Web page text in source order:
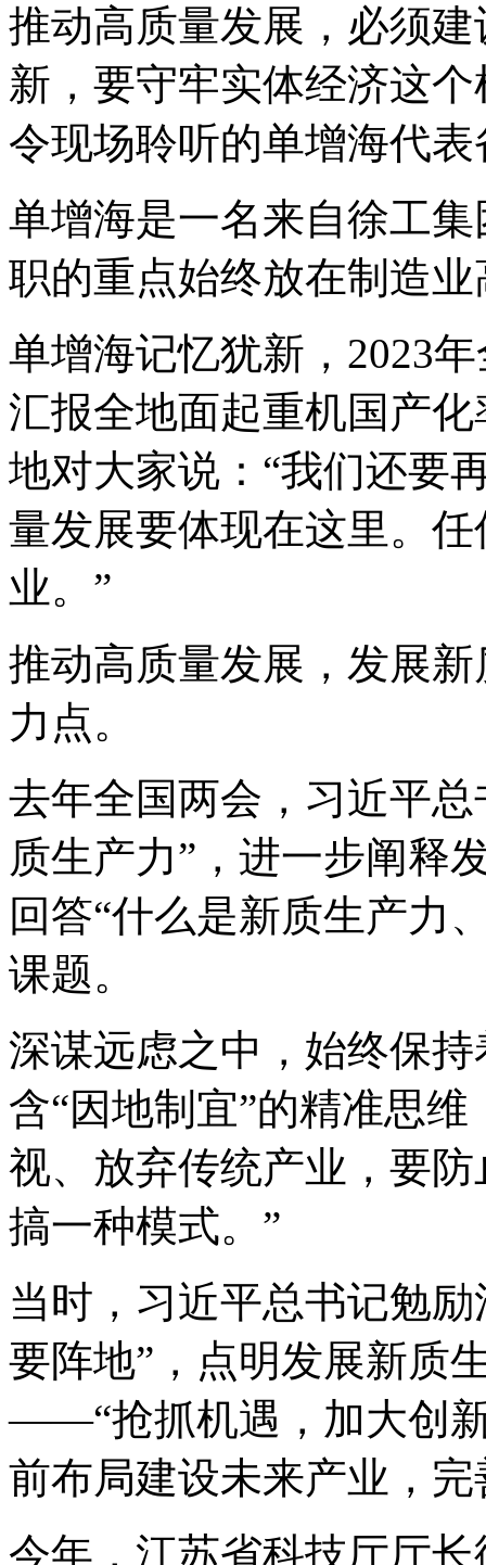
推动高质量发展，必须
新，要守牢实体经济这
令现场聆听的单增海代
单增海是一名来自徐工
职的重点始终放在制造
单增海记忆犹新，2023
汇报全地面起重机国产
地对大家说：“我们还要
量发展要体现在这里。
业。”
推动高质量发展，发展
力点。
去年全国两会，习近平
质生产力”，进一步阐释
回答“什么是新质生产力
课题。
深谋远虑之中，始终保
含“因地制宜”的精准思
视、放弃传统产业，要
搞一种模式。”
当时，习近平总书记勉
要阵地”，点明发展新质
——“抢抓机遇，加大创
前布局建设未来产业，
今年，江苏省科技厅厅